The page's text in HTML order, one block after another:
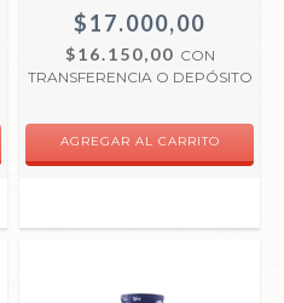
$17.000,00
$16.150,00 CON
TRANSFERENCIA O DEPÓSITO